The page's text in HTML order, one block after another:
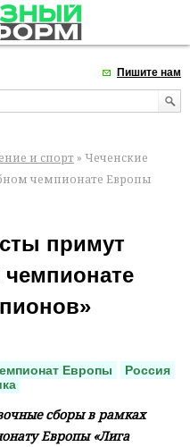
Пишите нам
и спорт » Чеченские
чемпионате Европы
примут
чемпионате
Европы
Россия
сборы в рамках
Европы «Лига